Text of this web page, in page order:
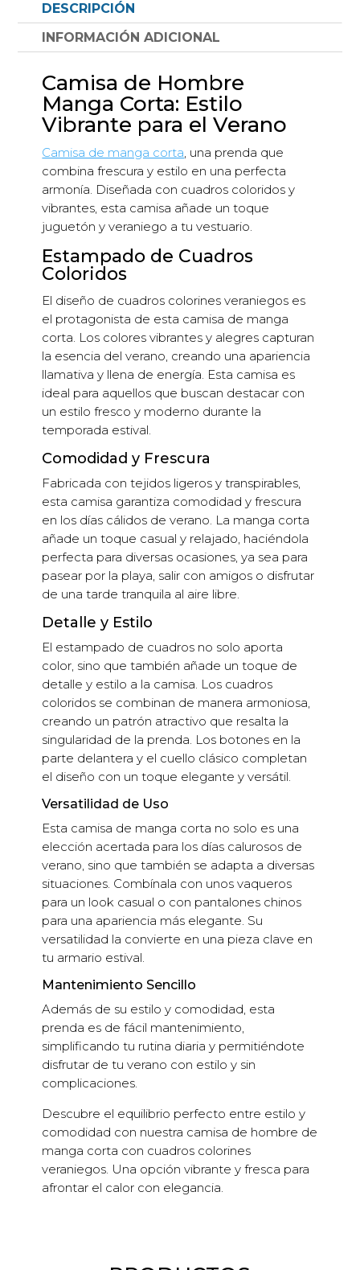
veraniegos
cantidad
DESCRIPCIÓN
INFORMACIÓN ADICIONAL
Camisa de Hombre
Manga Corta: Estilo
Vibrante para el Verano
Camisa de manga corta, una prenda que
combina frescura y estilo en una perfecta
armonía. Diseñada con cuadros coloridos y
vibrantes, esta camisa añade un toque
juguetón y veraniego a tu vestuario.
Estampado de Cuadros
Coloridos
El diseño de cuadros colorines veraniegos es
el protagonista de esta camisa de manga
corta. Los colores vibrantes y alegres capturan
la esencia del verano, creando una apariencia
llamativa y llena de energía. Esta camisa es
ideal para aquellos que buscan destacar con
un estilo fresco y moderno durante la
temporada estival.
Comodidad y Frescura
Fabricada con tejidos ligeros y transpirables,
esta camisa garantiza comodidad y frescura
en los días cálidos de verano. La manga corta
añade un toque casual y relajado, haciéndola
perfecta para diversas ocasiones, ya sea para
pasear por la playa, salir con amigos o disfrutar
de una tarde tranquila al aire libre.
Detalle y Estilo
El estampado de cuadros no solo aporta
color, sino que también añade un toque de
detalle y estilo a la camisa. Los cuadros
coloridos se combinan de manera armoniosa,
creando un patrón atractivo que resalta la
singularidad de la prenda. Los botones en la
parte delantera y el cuello clásico completan
el diseño con un toque elegante y versátil.
Versatilidad de Uso
Esta camisa de manga corta no solo es una
elección acertada para los días calurosos de
verano, sino que también se adapta a diversas
situaciones. Combínala con unos vaqueros
para un look casual o con pantalones chinos
para una apariencia más elegante. Su
versatilidad la convierte en una pieza clave en
tu armario estival.
Mantenimiento Sencillo
Además de su estilo y comodidad, esta
prenda es de fácil mantenimiento,
simplificando tu rutina diaria y permitiéndote
disfrutar de tu verano con estilo y sin
complicaciones.
Descubre el equilibrio perfecto entre estilo y
comodidad con nuestra camisa de hombre de
manga corta con cuadros colorines
veraniegos. Una opción vibrante y fresca para
afrontar el calor con elegancia.